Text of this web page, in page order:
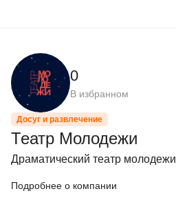
0
В избранном
Досуг и развлечение
Театр Молодежи
Драматический театр молодежи
Подробнее о компании